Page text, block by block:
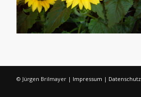
© Jürgen Brilmayer | Impressum | Datenschutz